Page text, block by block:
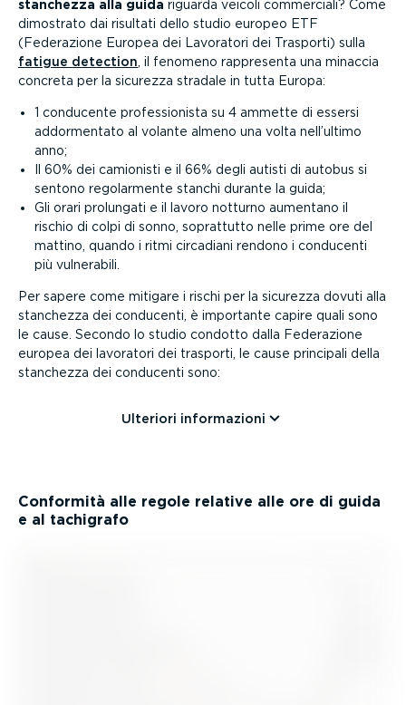
stanchezza alla guida riguarda veicoli commerciali? Come
dimostrato dai risultati dello studio europeo ETF
(Federazione Europea dei Lavoratori dei Trasporti) sulla
fatigue detection , il fenomeno rappresenta una minaccia
concreta per la sicurezza stradale in tutta Europa:
1 conducente profes­sio­nista su 4 ammette di essersi
addor­mentato al volante almeno una volta nell’ultimo
anno;
Il 60% dei camionisti e il 66% degli autisti di autobus si
sentono regolar­mente stanchi durante la guida;
Gli orari prolungati e il lavoro notturno aumentano il
rischio di colpi di sonno, soprattutto nelle prime ore del
mattino, quando i ritmi circadiani rendono i conducenti
più vulnerabili.
Per sapere come mitigare i rischi per la sicurezza dovuti alla
stanchezza dei conducenti, è importante capire quali sono
le cause. Secondo lo studio condotto dalla Federazione
europea dei lavoratori dei trasporti, le cause principali della
stanchezza dei conducenti sono:
Ulteriori infor­ma­zioni
Conformità alle regole relative alle ore di guida
e al tachigrafo